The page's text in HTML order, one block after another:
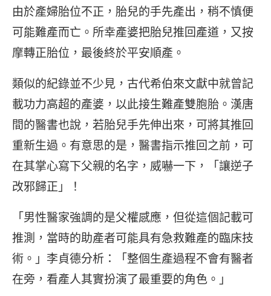
由於產婦胎位不正，胎兒的手先產出，稍不慎便
可能難產而亡。所幸產婆把胎兒推回產道，又按
摩轉正胎位，最後終於平安順產。
類似的紀錄並不少見，古代希伯來文獻中就曾記
載功力高超的產婆，以此接生難產雙胞胎。漢唐
間的醫書也說，若胎兒手先伸出來，可將其推回
重新生過。有意思的是，醫書指示推回之前，可
在其掌心寫下父親的名字，威嚇一下，「讓逆子
改邪歸正」！
「男性醫家強調的是父權感應，但從這個記載可
推測，當時的助產者可能具有急救難產的臨床技
術。」李貞德分析：「整個生產過程不會有醫者
在旁，看產人其實扮演了最重要的角色。」